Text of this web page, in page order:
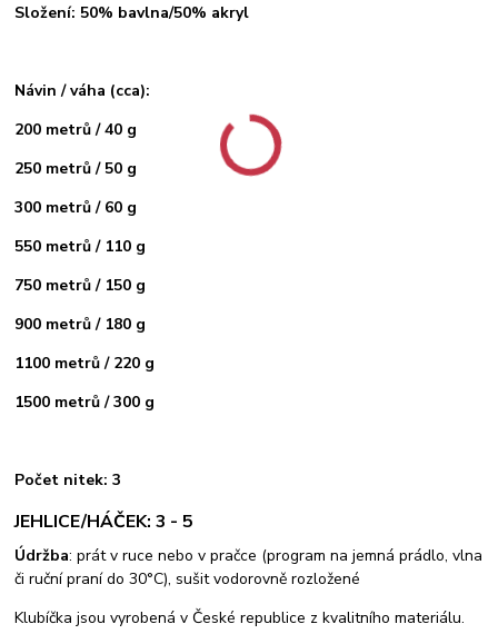
Složení: 50% bavlna/50% akryl
Návin / váha (cca):
200 metrů / 40 g
250 metrů / 50 g
300 metrů / 60 g
550 metrů / 110 g
750 metrů / 150 g
900 metrů / 180 g
1100 metrů / 220 g
1500 metrů / 300 g
Počet nitek: 3
JEHLICE/HÁČEK: 3 - 5
Údržba: prát v ruce nebo v pračce (program na jemná prádlo, vlna
či ruční praní do 30°C), sušit vodorovně rozložené
Klubíčka jsou vyrobená v České republice z kvalitního materiálu.